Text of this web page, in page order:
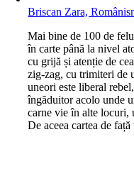
Briscan Zara,
Mai bine de 100 de
în carte până la nivel
cu grijă și atenție de
zig-zag, cu trimiteri de
uneori este liberal
îngăduitor acolo unde
carne vie în alte locuri,
De aceea cartea de